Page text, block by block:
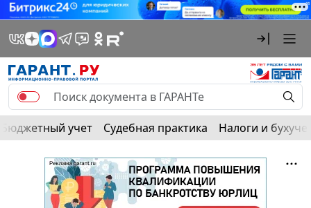
Бюджетный учет Судебная практика Налоги и